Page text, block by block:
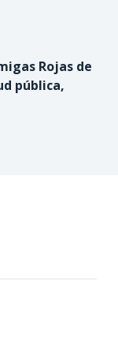
Rojas de
pública,